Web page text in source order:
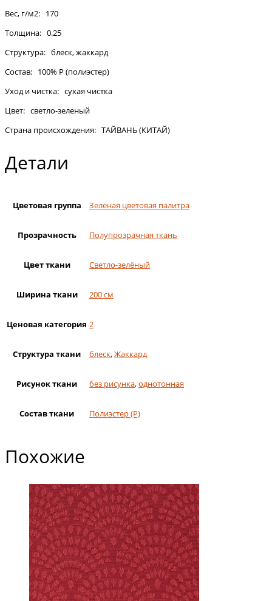
Вес, г/м2: 170
Толщина: 0.25
Структура: блеск, жаккард
Состав: 100% P (полиэстер)
Уход и чистка: сухая чистка
Цвет: светло-зеленый
Страна происхождения: ТАЙВАНЬ (КИТАЙ)
Детали
Цветовая группа Зелёная цветовая палитра
Прозрачность Полупрозрачная ткань
Цвет ткани Светло-зелёный
Ширина ткани 200 см
Ценовая категория 2
Структура ткани блеск,Жаккард
Рисунок ткани без рисунка,однотонная
Состав ткани Полиэстер (Р)
Похожие